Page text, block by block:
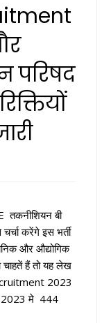
परिषद
तकनीशियन बी
करेंगे इस भर्ती
और औद्योगिक
चाहतें हैं तो यह लेख
2023
2023 मे 444